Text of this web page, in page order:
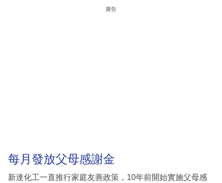
廣告
每月發放父母感謝金
新達化工一直推行家庭友善政策，10年前開始實施父母感